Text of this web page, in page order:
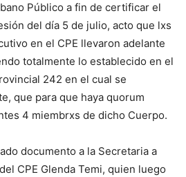
Público a fin de certificar el
del día 5 de julio, acto que lxs
en el CPE llevaron adelante
totalmente lo establecido en el
242 en el cual se
que para que haya quorum
4 miembrxs de dicho Cuerpo.
documento a la Secretaria a
CPE Glenda Temi, quien luego